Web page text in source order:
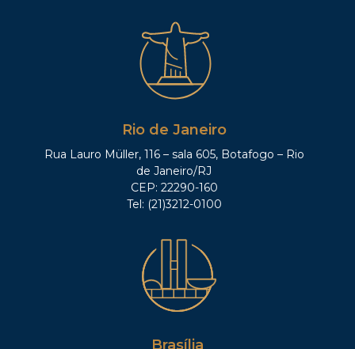
Rio de Janeiro
Rua Lauro Müller, 116 – sala 605, Botafogo – Rio
de Janeiro/RJ
CEP: 22290-160
Tel: (21)3212-0100
Brasília